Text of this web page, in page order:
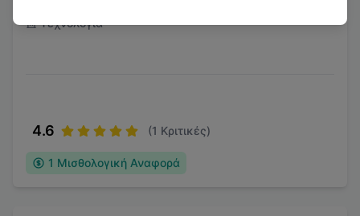
Τεχνολογία
4.6 (1 Κριτικές)
1 Μισθολογική Αναφορά